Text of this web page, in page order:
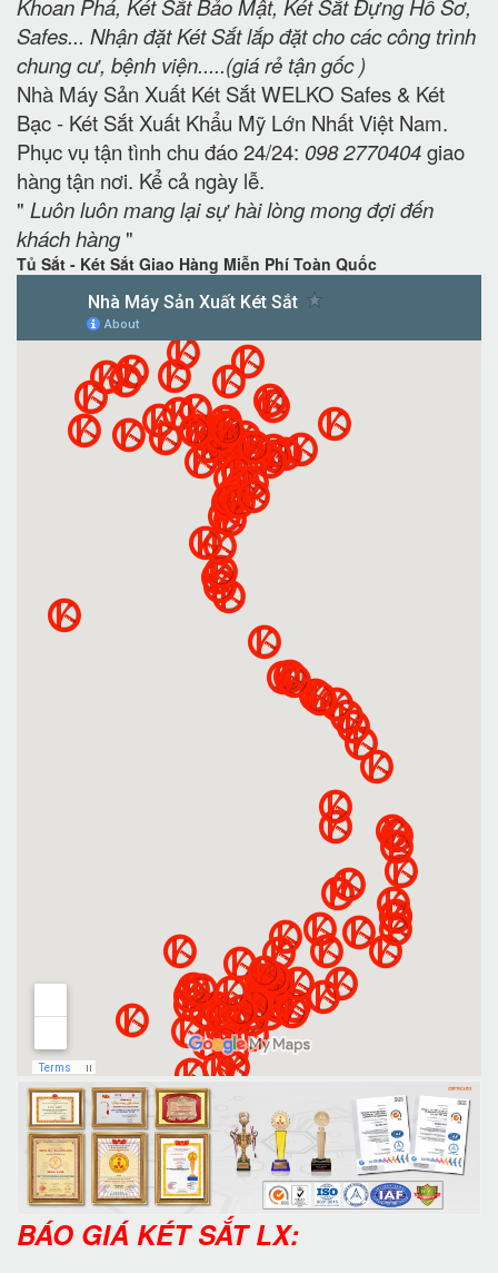
Khoan Phá, Két Sắt Bảo Mật, Két Sắt Đựng Hồ Sơ,
Safes... Nhận đặt Két Sắt lắp đặt cho các công trình
chung cư, bệnh viện.....(giá rẻ tận gốc )
Nhà Máy Sản Xuất Két Sắt WELKO Safes & Két
Bạc - Két Sắt Xuất Khẩu Mỹ Lớn Nhất Việt Nam.
Phục vụ tận tình chu đáo 24/24: 098 2770404giao
hàng tận nơi. Kể cả ngày lễ.
" Luôn luôn mang lại sự hài lòng mong đợi đến
khách hàng"
Tủ Sắt - Két Sắt Giao Hàng Miễn Phí Toàn Quốc
BÁO GIÁ KÉT SẮT LX: